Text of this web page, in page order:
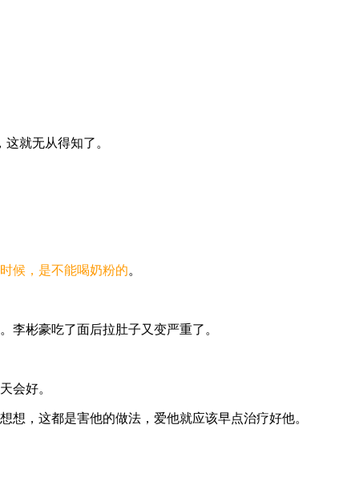
就无从得知了。
候，是不能喝奶粉的。
李彬豪吃了面后拉肚子又变严重了。
会好。
，这都是害他的做法，爱他就应该早点治疗好他。